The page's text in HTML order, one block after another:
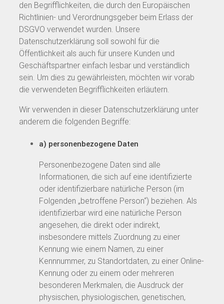
den Begrifflichkeiten, die durch den Europäischen
Richtlinien- und Verordnungsgeber beim Erlass der
DSGVO verwendet wurden. Unsere
Datenschutzerklärung soll sowohl für die
Öffentlichkeit als auch für unsere Kunden und
Geschäftspartner einfach lesbar und verständlich
sein. Um dies zu gewährleisten, möchten wir vorab
die verwendeten Begrifflichkeiten erläutern.
Wir verwenden in dieser Datenschutzerklärung unter
anderem die folgenden Begriffe:
a) personenbezogene Daten
Personenbezogene Daten sind alle
Informationen, die sich auf eine identifizierte
oder identifizierbare natürliche Person (im
Folgenden „betroffene Person“) beziehen. Als
identifizierbar wird eine natürliche Person
angesehen, die direkt oder indirekt,
insbesondere mittels Zuordnung zu einer
Kennung wie einem Namen, zu einer
Kennnummer, zu Standortdaten, zu einer Online-
Kennung oder zu einem oder mehreren
besonderen Merkmalen, die Ausdruck der
physischen, physiologischen, genetischen,